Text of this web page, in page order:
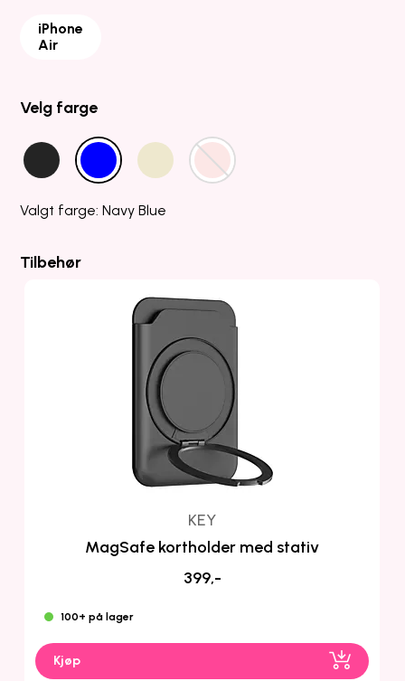
iPhone
Air
Velg farge
Valgt farge: Navy Blue
Tilbehør
KEY
MagSafe kortholder med stativ
399,-
100+ på lager
Kjøp